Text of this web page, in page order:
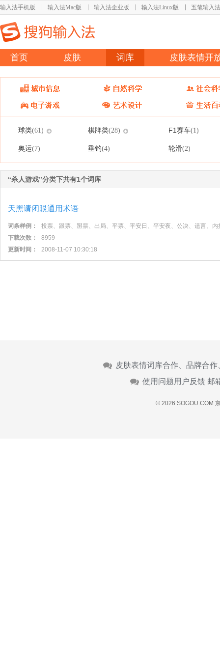
输入法手机版 输入法Mac版 输入法企业版 输入法Linux版 五笔输入法
首页 皮肤 词库 皮肤表情开
球类(61) 棋牌类(28) F1赛车(1)
奥运(7) 垂钓(4) 轮滑(2)
“杀人游戏”分类下共有1个词库
天黑请闭眼通用术语
词条样例：
投票、跟票、掰票、出局、平票、平安日、平安夜、公决、遗言、
下载次数：
8959
更新时间：
2008-11-07 10:30:18
皮肤表情词库合作、品牌合
使用问题用户反馈 邮
© 2026 SOGOU.COM